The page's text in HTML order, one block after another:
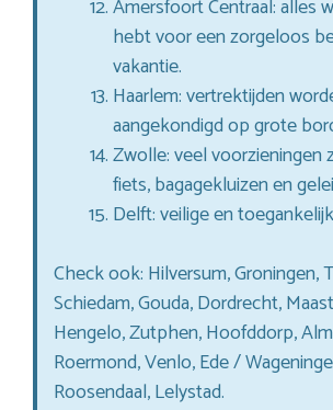
Amersfoort Centraal: alles
hebt voor een zorgeloos
vakantie.
Haarlem: vertrektijden
aangekondigd op grote
Zwolle: veel voorzieningen
fiets, bagagekluizen en
Delft: veilige en
Check ook: Hilversum, Groningen,
Schiedam, Gouda, Dordrecht,
Hengelo, Zutphen, Hoofddorp,
Roermond, Venlo, Ede /
Roosendaal, Lelystad.